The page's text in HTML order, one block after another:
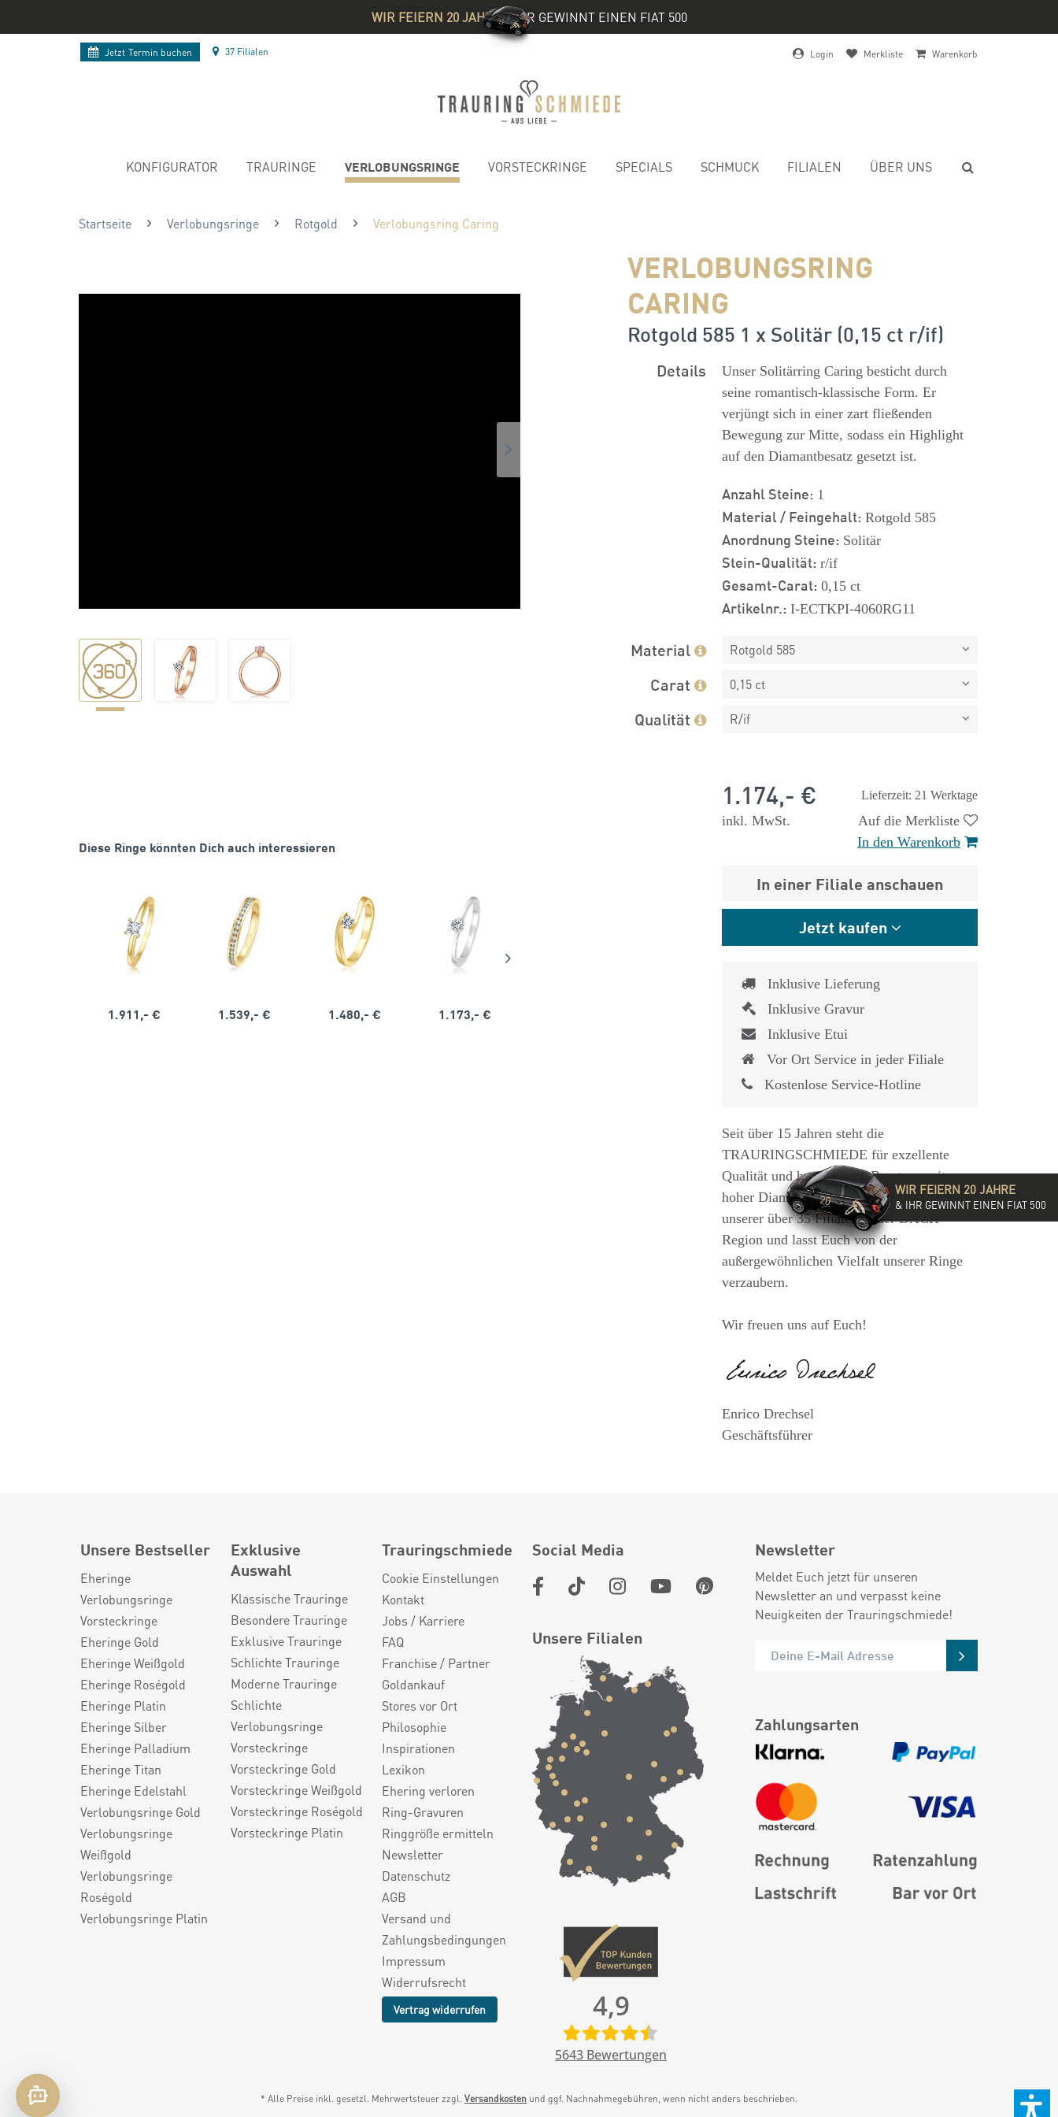
WIR FEIERN 20 JAHRE& IHR GEWINNT EINEN FIAT 500
Jetzt Termin buchen 37 Filialen Login Merkliste Warenkorb
KONFIGURATOR TRAURINGE VERLOBUNGSRINGE VORSTECKRINGE SPECIALS SCHMUCK FILIALEN ÜBER UNS
Startseite Verlobungsringe Rotgold Verlobungsring Caring
VERLOBUNGSRING
CARING
Rotgold 585 1 x Solitär (0,15 ct r/if)
Diese Ringe könnten Dich auch interessieren
1.911,- € 1.539,- € 1.480,- € 1.173,- € 1.825,- €
Details
Unser Solitärring Caring besticht durch
seine romantisch-klassische Form. Er
verjüngt sich in einer zart fließenden
Bewegung zur Mitte, sodass ein Highlight
auf den Diamantbesatz gesetzt ist.
Anzahl Steine: 1
Material / Feingehalt: Rotgold 585
Anordnung Steine: Solitär
Stein-Qualität: r/if
Gesamt-Carat: 0,15 ct
Artikelnr.: I-ECTKPI-4060RG11
Material Rotgold 585
Carat 0,15 ct
Qualität R/if
Lieferzeit: 21 Werktage
1.174,- €
inkl. MwSt.
Auf die Merkliste
In den Warenkorb
In einer Filiale anschauen
Jetzt kaufen
Inklusive Lieferung
Inklusive Gravur
Inklusive Etui
Vor Ort Service in jeder Filiale
Kostenlose Service-Hotline
Seit über 15 Jahren steht die
TRAURINGSCHMIEDE für exzellente
Qualität und hochwertige Beratung mit
hoher Diamantkompetenz. Besucht eine
unserer über 35 Filialen in der DACH-
Region und lasst Euch von der
außergewöhnlichen Vielfalt unserer Ringe
verzaubern.
Wir freuen uns auf Euch!
Enrico Drechsel
Geschäftsführer
Unsere Bestseller
Eheringe
Verlobungsringe
Vorsteckringe
Eheringe Gold
Eheringe Weißgold
Eheringe Roségold
Eheringe Platin
Eheringe Silber
Eheringe Palladium
Eheringe Titan
Eheringe Edelstahl
Verlobungsringe Gold
Verlobungsringe
Weißgold
Verlobungsringe
Roségold
Verlobungsringe Platin
Exklusive
Auswahl
Klassische Trauringe
Besondere Trauringe
Exklusive Trauringe
Schlichte Trauringe
Moderne Trauringe
Schlichte
Verlobungsringe
Vorsteckringe
Vorsteckringe Gold
Vorsteckringe Weißgold
Vorsteckringe Roségold
Vorsteckringe Platin
Trauringschmiede
Cookie Einstellungen
Kontakt
Jobs / Karriere
FAQ
Franchise / Partner
Goldankauf
Stores vor Ort
Philosophie
Inspirationen
Lexikon
Ehering verloren
Ring-Gravuren
Ringgröße ermitteln
Newsletter
Datenschutz
AGB
Versand und
Zahlungsbedingungen
Impressum
Widerrufsrecht
Vertrag widerrufen
Social Media
Unsere Filialen
4,9
5643 Bewertungen
Newsletter
Meldet Euch jetzt für unseren
Newsletter an und verpasst keine
Neuigkeiten der Trauringschmiede!
Zahlungsarten
* Alle Preise inkl. gesetzl. Mehrwertsteuer zzgl. Versandkosten und ggf. Nachnahmegebühren, wenn nicht anders beschrieben.
WIR FEIERN 20 JAHRE
& IHR GEWINNT EINEN FIAT 500